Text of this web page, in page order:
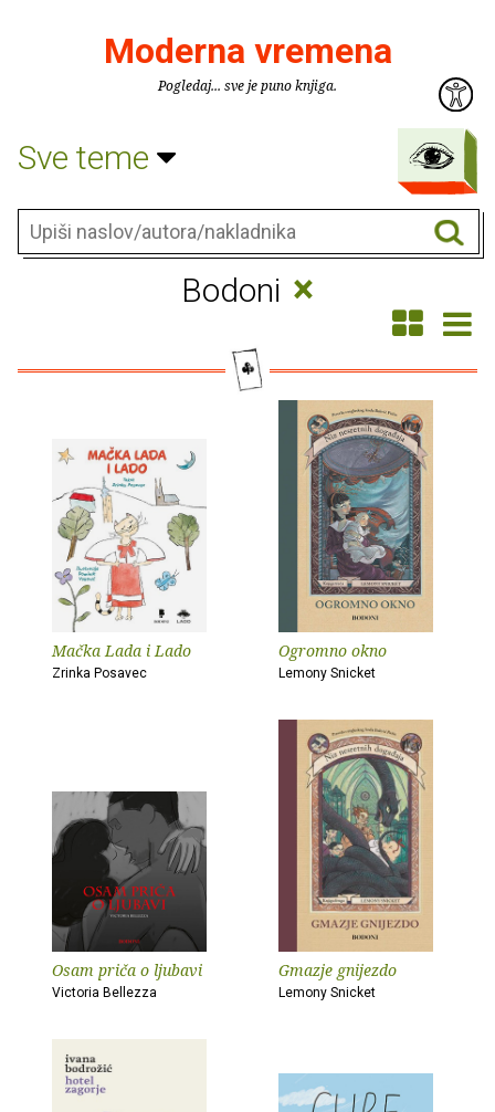
Moderna vremena
Pogledaj... sve je puno knjiga.
Sve teme
Bodoni ×
Mačka Lada i Lado
Zrinka Posavec
Ogromno okno
Lemony Snicket
Osam priča o ljubavi
Victoria Bellezza
Gmazje gnijezdo
Lemony Snicket